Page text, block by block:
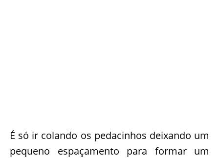
É só ir colando os pedacinhos deixando um
pequeno espaçamento para formar um